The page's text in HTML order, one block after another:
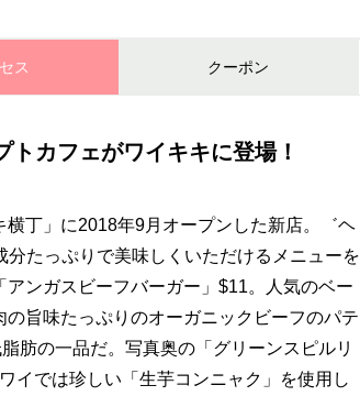
ス クーポン
カフェがワイキキに登場！
丁」に2018年9月オープンした新店。゛ヘ
たっぷりで美味しくいただけるメニューを
ンガスビーフバーガー」$11。人気のベー
旨味たっぷりのオーガニックビーフのパテ
肪の一品だ。写真奥の「グリーンスピルリ
イでは珍しい「生芋コンニャク」を使用し